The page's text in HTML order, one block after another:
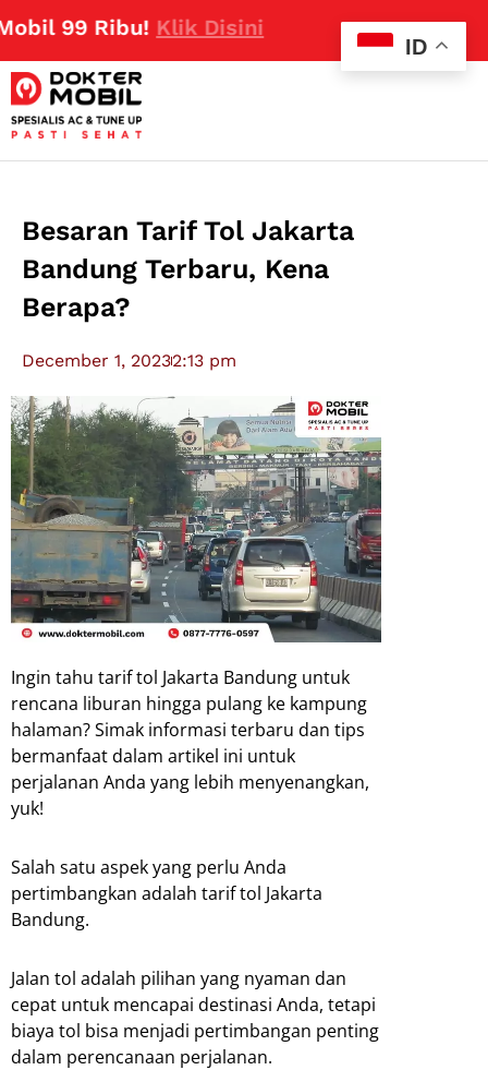
Ribu!Klik Disini
Besaran Tarif Tol Jakarta
Bandung Terbaru, Kena
Berapa?
December 1, 20232:13 pm
Ingin tahu tarif tol Jakarta Bandung untuk
rencana liburan hingga pulang ke kampung
halaman? Simak informasi terbaru dan tips
bermanfaat dalam artikel ini untuk
perjalanan Anda yang lebih menyenangkan,
yuk!
Salah satu aspek yang perlu Anda
pertimbangkan adalah tarif tol Jakarta
Bandung.
Jalan tol adalah pilihan yang nyaman dan
cepat untuk mencapai destinasi Anda, tetapi
biaya tol bisa menjadi pertimbangan penting
dalam perencanaan perjalanan.
ID